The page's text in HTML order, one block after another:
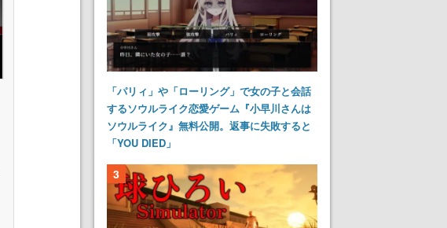
「パリィ」や「ローリング」で女の子と会話
するソウルライク恋愛ゲーム『小早川さんは
ソウルライク』無料公開。返事に失敗すると
「YOU DIED」
3